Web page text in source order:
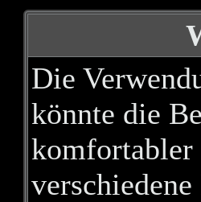
Die
könnte die
komfortabler